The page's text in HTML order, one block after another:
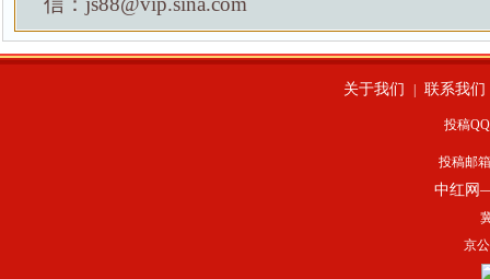
关于我们 联系我们
投稿
投稿邮
中红网
京